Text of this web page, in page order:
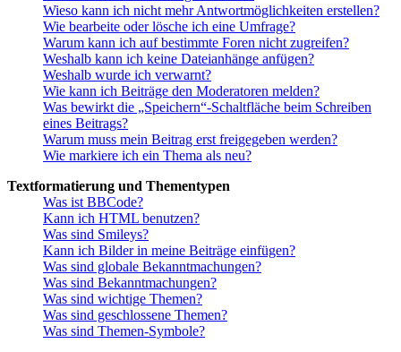
Wieso kann ich nicht mehr Antwortmöglichkeiten erstellen?
Wie bearbeite oder lösche ich eine Umfrage?
Warum kann ich auf bestimmte Foren nicht zugreifen?
Weshalb kann ich keine Dateianhänge anfügen?
Weshalb wurde ich verwarnt?
Wie kann ich Beiträge den Moderatoren melden?
Was bewirkt die „Speichern“-Schaltfläche beim Schreiben
eines Beitrags?
Warum muss mein Beitrag erst freigegeben werden?
Wie markiere ich ein Thema als neu?
Textformatierung und Thementypen
Was ist BBCode?
Kann ich HTML benutzen?
Was sind Smileys?
Kann ich Bilder in meine Beiträge einfügen?
Was sind globale Bekanntmachungen?
Was sind Bekanntmachungen?
Was sind wichtige Themen?
Was sind geschlossene Themen?
Was sind Themen-Symbole?